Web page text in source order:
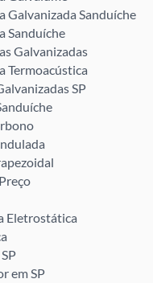
Galvanizada Sanduíche
Sanduíche
Galvanizadas
Termoacústica
SP
Eletrostática
em SP